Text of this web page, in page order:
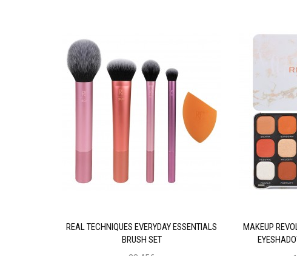
REAL TECHNIQUES EVERYDAY ESSENTIALS
BRUSH SET
MAKEUP